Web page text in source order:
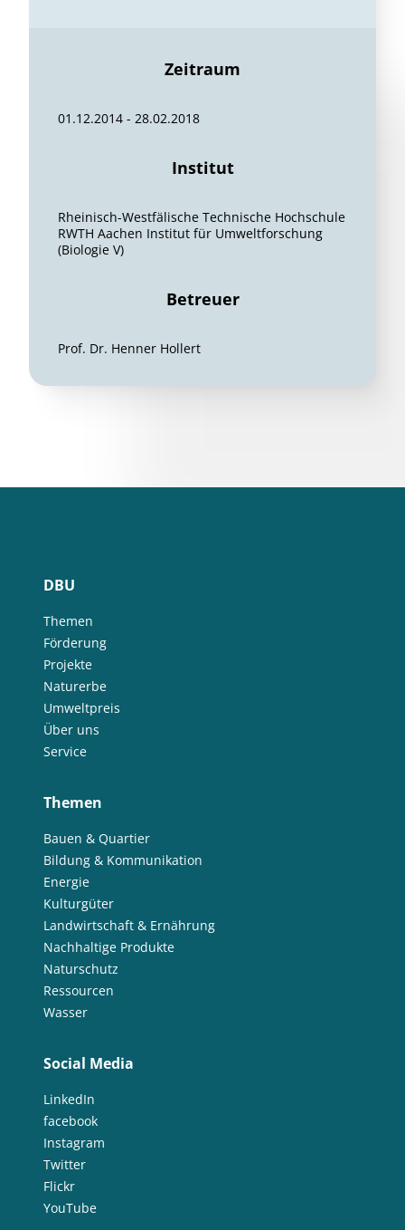
Zeitraum
01.12.2014 - 28.02.2018
Institut
Rheinisch-Westfälische Technische Hochschule
RWTH Aachen Institut für Umweltforschung
(Biologie V)
Betreuer
Prof. Dr. Henner Hollert
DBU
Themen
Förderung
Projekte
Naturerbe
Umweltpreis
Über uns
Service
Themen
Bauen & Quartier
Bildung & Kommunikation
Energie
Kulturgüter
Landwirtschaft & Ernährung
Nachhaltige Produkte
Naturschutz
Ressourcen
Wasser
Social Media
LinkedIn
facebook
Instagram
Twitter
Flickr
YouTube